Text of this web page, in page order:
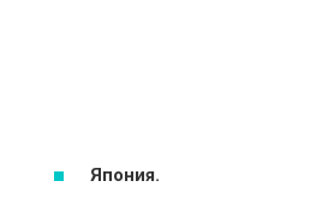
Япония.